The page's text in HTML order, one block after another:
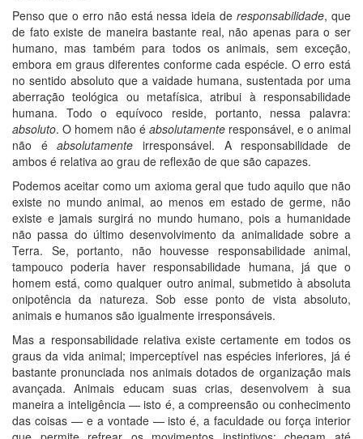
Penso que o erro não está nessa ideia deresponsabilidade, que
de fato existe de maneira bastante real, não apenas para o ser
humano, mas também para todos os animais, sem exceção,
embora em graus diferentes conforme cada espécie. O erro está
no sentido absoluto que a vaidade humana, sustentada por uma
aberração teológica ou metafísica, atribui à responsabilidade
humana. Todo o equívoco reside, portanto, nessa palavra:
absoluto. O homem não é absolutamente responsável, e o animal
não éabsolutamente irresponsável. A responsabilidade de
ambos é relativa ao grau de reflexão de que são capazes.
Podemos aceitar como um axioma geral que tudo aquilo que não
existe no mundo animal, ao menos em estado de germe, não
existe e jamais surgirá no mundo humano, pois a humanidade
não passa do último desenvolvimento da animalidade sobre a
Terra. Se, portanto, não houvesse responsabilidade animal,
tampouco poderia haver responsabilidade humana, já que o
homem está, como qualquer outro animal, submetido à absoluta
onipotência da natureza. Sob esse ponto de vista absoluto,
animais e humanos são igualmente irresponsáveis.
Mas a responsabilidade relativa existe certamente em todos os
graus da vida animal; imperceptível nas espécies inferiores, já é
bastante pronunciada nos animais dotados de organização mais
avançada. Animais educam suas crias, desenvolvem à sua
maneira a inteligência — isto é, a compreensão ou conhecimento
das coisas — e a vontade — isto é, a faculdade ou força interior